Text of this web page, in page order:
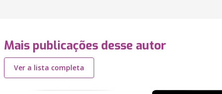
Mais publicações desse autor
Ver a lista completa